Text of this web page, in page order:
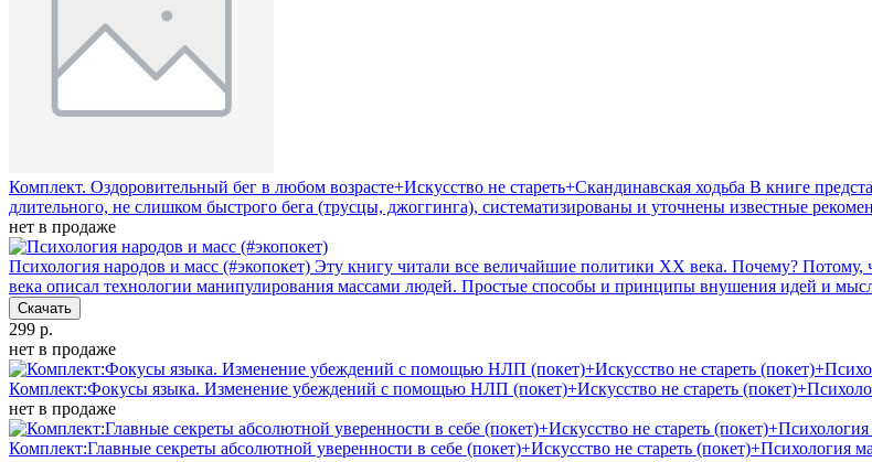
Комплект. Оздоровительный бег в любом возрасте+Искусство не стареть+Скандинавская ходьба В книге
длительного, не слишком быстрого бега (трусцы, джоггинга), систематизированы и уточнены известные
нет в продаже
Психология народов и масс (#экопокет) Эту книгу читали все величайшие политики ХХ века. Почему?
века описал технологии манипулирования массами людей. Простые способы и принципы внушения идей и
Скачать
299 р.
нет в продаже
Комплект:Фокусы языка. Изменение убеждений с помощью НЛП (покет)+Искусство не стареть
нет в продаже
Комплект:Главные секреты абсолютной уверенности в себе (покет)+Искусство не стареть (покет)+Психология